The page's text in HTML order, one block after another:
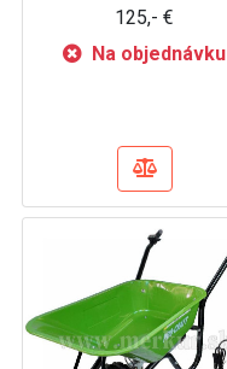
125,- €
Na objednávku